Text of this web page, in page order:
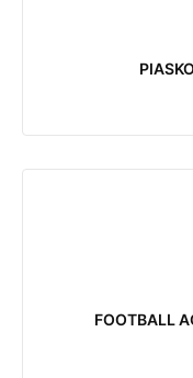
FOOTBALL